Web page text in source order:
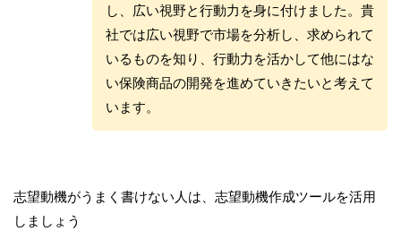
し、広い視野と行動力を身に付けました。貴
社では広い視野で市場を分析し、求められて
いるものを知り、行動力を活かして他にはな
い保険商品の開発を進めていきたいと考えて
います。
志望動機がうまく書けない人は、志望動機作成ツールを活用
しましょう